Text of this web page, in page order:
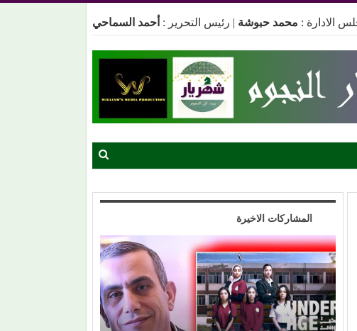
الادارة : محمد حبوشة | رئيس التحرير : أحمد السماحي
المشاركات الاخيرة